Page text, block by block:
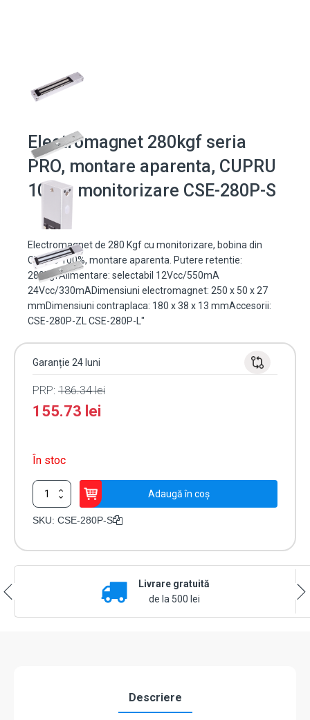
Electromagnet 280kgf seria
PRO, montare aparenta, CUPRU
100%, monitorizare CSE-280P-S
Electromagnet de 280 Kgf cu monitorizare, bobina din
CUPRU 100%, montare aparenta. Putere retentie:
280kgfAlimentare: selectabil 12Vcc/550mA
24Vcc/330mADimensiuni electromagnet: 250 x 50 x 27
mmDimensiuni contraplaca: 180 x 38 x 13 mmAccesorii:
CSE-280P-ZL CSE-280P-L"
Garanție 24 luni
PRP: 186.34lei
155.73 lei
În stoc
Cantitate
Electromagnet
280kgf
Adaugă în coș
SKU: CSE-280P-S
Livrare gratuită
de la 500 lei
Descriere